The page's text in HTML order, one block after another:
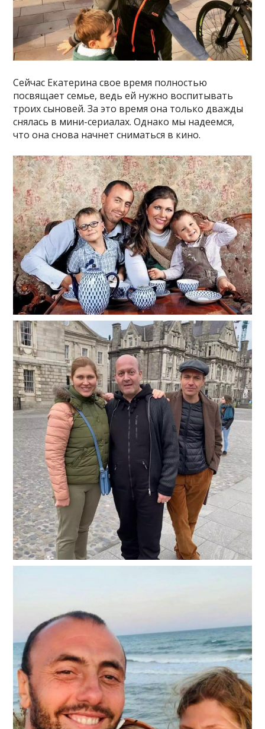
Сейчас Екатерина свое время полностью
посвящает семье, ведь ей нужно воспитывать
троих сыновей. За это время она только дважды
снялась в мини-сериалах. Однако мы надеемся,
что она снова начнет сниматься в кино.